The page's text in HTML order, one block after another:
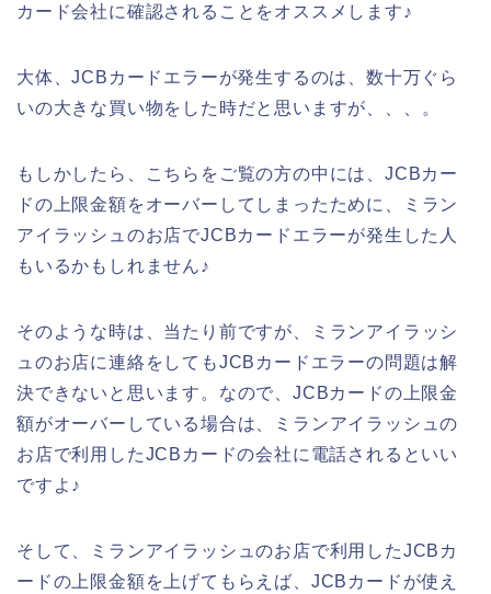
カード会社に確認されることをオススメします♪
大体、JCBカードエラーが発生するのは、数十万ぐら
いの大きな買い物をした時だと思いますが、、、。
もしかしたら、こちらをご覧の方の中には、JCBカー
ドの上限金額をオーバーしてしまったために、ミラン
アイラッシュのお店でJCBカードエラーが発生した人
もいるかもしれません♪
そのような時は、当たり前ですが、ミランアイラッシ
ュのお店に連絡をしてもJCBカードエラーの問題は解
決できないと思います。なので、JCBカードの上限金
額がオーバーしている場合は、ミランアイラッシュの
お店で利用したJCBカードの会社に電話されるといい
ですよ♪
そして、ミランアイラッシュのお店で利用したJCBカ
ードの上限金額を上げてもらえば、JCBカードが使え